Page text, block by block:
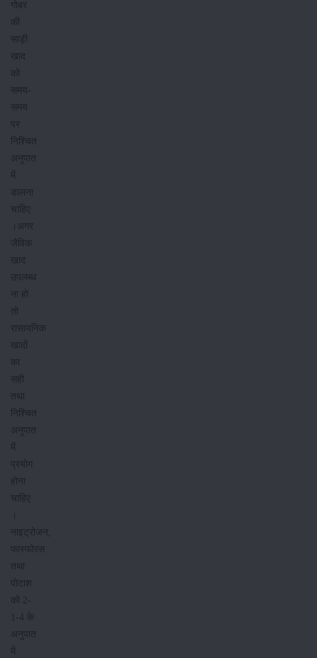
गोबर
की
साड़ी
खाद
को
समय-
समय
पर
निश्चित
अनुपात
में
डालना
चाहिए
।अगर
जैविक
खाद
उपलब्ध
ना हो
तो
रासायनिक
खादों
का
सही
तथा
निश्चित
अनुपात
में
प्रयोग
होना
चाहिए
नाइट्रोजन,
फास्फोरस
तथा
पोटाश
को 2-
1-4 के
अनुपात
में